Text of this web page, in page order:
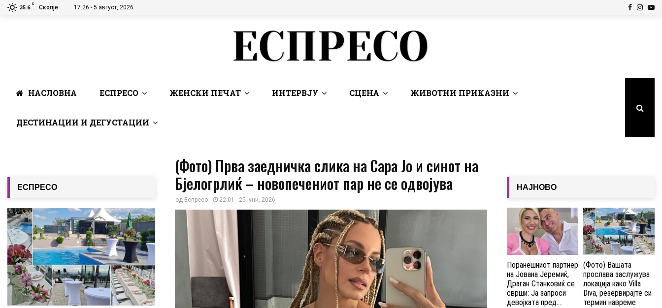
35.6
C
Скопје 17:26 - 5 август, 2026 Facebook
НАСЛОВНА ЕСПРЕСО ЖЕНСКИ ПЕЧАТ ИНТЕРВЈУ СЦЕНА ЖИВОТНИ ПРИКАЗНИ
ДЕСТИНАЦИИ И ДЕГУСТАЦИИ
(Фото) Прва заедничка слика на Сара Јо и синот на
Бјелогрлиќ – новопечениот пар не се одвојува
од Еспресо 22:01 - 25 јуни, 2026
ЕСПРЕСО НАЈНОВО
Поранешниот партнер
на Јована Јеремиќ,
Драган Станковиќ се
сврши: Ја запроси
девојката пред...
(Фото) Вашата
прослава заслужува
локација како Villa
Diva, резервирајте си
термин навреме